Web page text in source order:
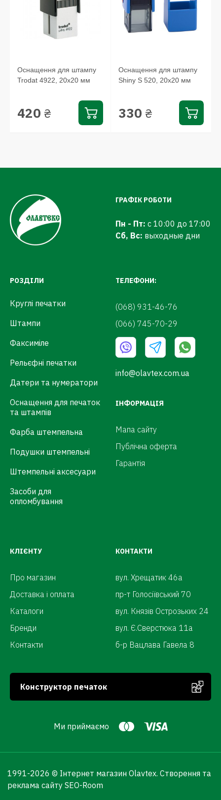
Оснащення для штампу
Trodat 4922, 20х20 мм
420 ₴
Оснащення для штампу
Shiny S 520, 20х20 мм
330 ₴
ГРАФІК РОБОТИ
Пн - Пт: с 10:00 до 17:00
Сб, Вс: выходные дни
РОЗДІЛИ
Круглі печатки
Штампи
Факсиміле
Рельєфні печатки
Датери та нумератори
Оснащення для печаток
та штампів
Фарба штемпельна
Подушки штемпельні
Штемпельні аксесуари
Засоби для
опломбування
ТЕЛЕФОНИ:
(068) 931-46-76
(066) 745-70-29
info@olavtex.com.ua
ІНФОРМАЦІЯ
Мапа сайту
Публічна оферта
Гарантія
КЛІЄНТУ
Про магазин
Доставка і оплата
Каталоги
Бренди
Контакти
КОНТАКТИ
вул. Хрещатик 46а
пр-т Голосіївський 70
вул. Князів Острозьких 24
вул. Є.Сверстюка 11а
б-р Вацлава Гавела 8
Конструктор печаток
Ми приймаємо
1991-2026 © Інтернет магазин Olavtex. Створення та
реклама сайту SEO-Room